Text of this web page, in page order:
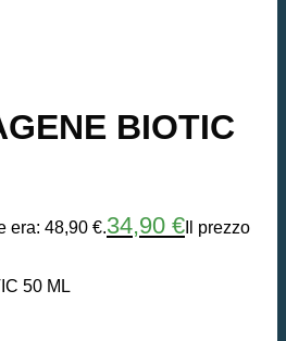
BIOTIC
era: 48,90 €.34,90 € Il prezzo
50 ML